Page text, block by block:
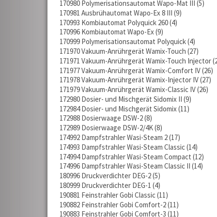
170980 Polymerisationsautomat Wapo-Mat III 5
170981 Ausbrühautomat Wapo-Ex 8 III 9
170993 Kombiautomat Polyquick 260 4
170996 Kombiautomat Wapo-Ex 9
170999 Polymerisationsautomat Polyquick 4
171970 Vakuum-Anrührgerät Wamix-Touch 27
171971 Vakuum-Anrührgerät Wamix-Touch Injector
171977 Vakuum-Anrührgerät Wamix-Comfort IV 26
171978 Vakuum-Anrührgerät Wamix-Injector IV 27
171979 Vakuum-Anrührgerät Wamix-Classic IV 26
172980 Dosier- und Mischgerät Sidomix II 9
172984 Dosier- und Mischgerät Sidomix 11
172988 Dosierwaage DSW-2 8
172989 Dosierwaage DSW-2/4K 8
174992 Dampfstrahler Wasi-Steam 2 17
174993 Dampfstrahler Wasi-Steam Classic 14
174994 Dampfstrahler Wasi-Steam Compact 12
174996 Dampfstrahler Wasi-Steam Classic II 14
180996 Druckverdichter DEG-2 5
180999 Druckverdichter DEG-1 4
190881 Feinstrahler Gobi Classic 11
190882 Feinstrahler Gobi Comfort-2 11
190883 Feinstrahler Gobi Comfort-3 11